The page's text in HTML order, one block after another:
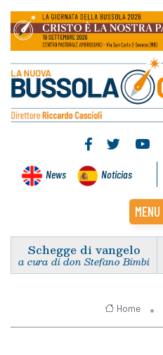
News Noticias
MENU
Schegge di vangelo
a cura di don Stefano Bimbi
Home